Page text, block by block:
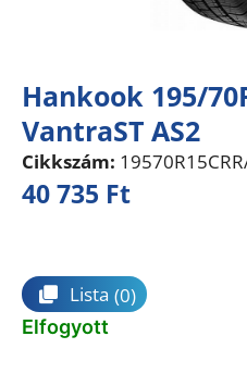
Hankook 195/
VantraST AS2
Cikkszám:
40 735 Ft
Lista (0)
Elfogyott